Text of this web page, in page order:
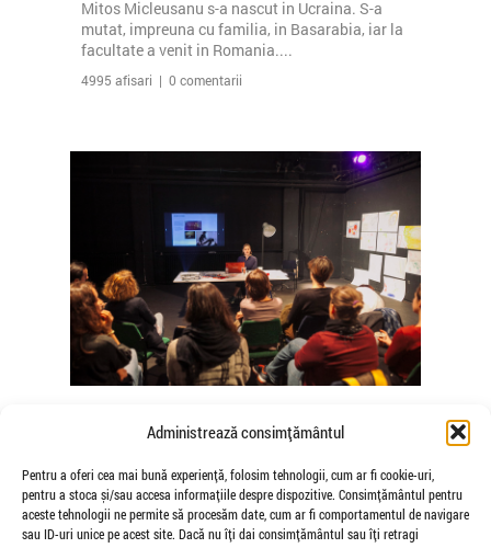
Administrează consimțământul
Pentru a oferi cea mai bună experiență, folosim tehnologii, cum ar fi cookie-uri,
pentru a stoca și/sau accesa informațiile despre dispozitive. Consimțământul pentru
aceste tehnologii ne permite să procesăm date, cum ar fi comportamentul de navigare
sau ID-uri unice pe acest site. Dacă nu îți dai consimțământul sau îți retragi
Mitos Micleusanu s-a nascut in Ucraina. S-a
mutat, impreuna cu familia, in Basarabia, iar la
facultate a venit in Romania....
4995 afisari | 0 comentarii
Somatice susținute de coregrafele
Mădălina Dan și Valentina De Piante
Niculae
de Veioza Arte